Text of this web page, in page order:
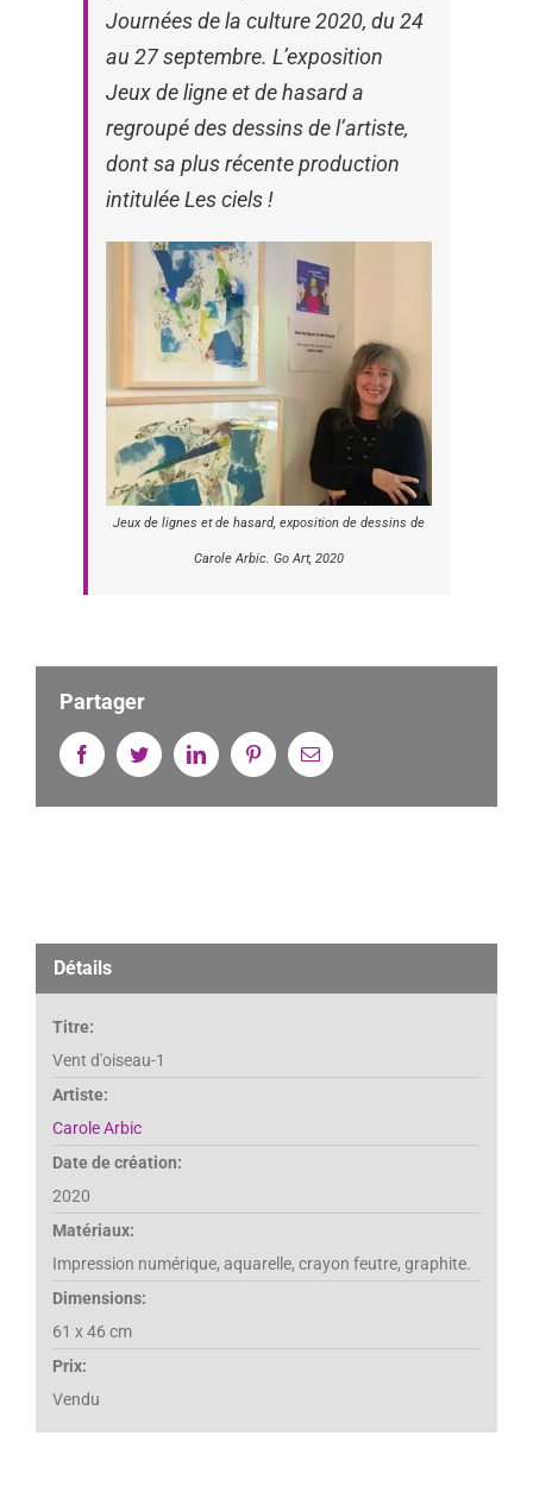
Journées de la culture 2020, du 24
au 27 septembre. L’exposition
Jeux de ligne et de hasarda
regroupé des dessins de l’artiste,
dont sa plus récente production
intituléeLes ciels !
Jeux de lignes et de hasard, exposition de dessins de
Carole Arbic. Go Art, 2020
Partager
FacebookTwitterLinkedin PinterestEmail
Détails
Titre:
Vent d'oiseau-1
Artiste:
Carole Arbic
Date de création:
2020
Matériaux:
Impression numérique, aquarelle, crayon feutre, graphite.
Dimensions:
61 x 46 cm
Prix:
Vendu